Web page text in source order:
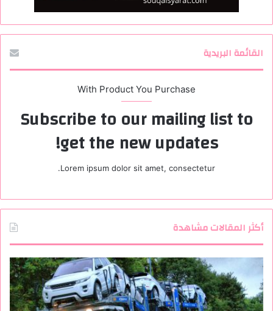
القائمة البريدية
With Product You Purchase
Subscribe to our mailing list to
get the new updates!
Lorem ipsum dolor sit amet, consectetur.
أكثر المقالات مشاهدة